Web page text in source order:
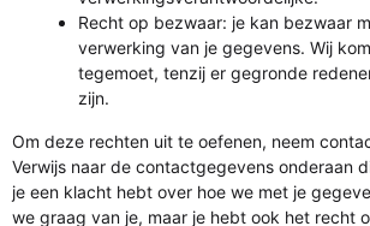
Recht op bezwaar: je kan bezwaar
verwerking van je gegevens. Wij
tegemoet, tenzij er gegronde
zijn.
Om deze rechten uit te oefenen, neem
Verwijs naar de contactgegevens onderaan
je een klacht hebt over hoe we met je
we graag van je, maar je hebt ook het recht